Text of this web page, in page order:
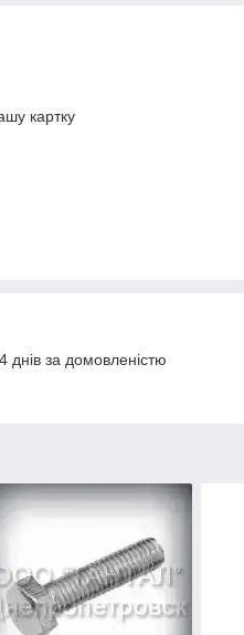
картку
за домовленістю